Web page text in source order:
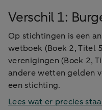
Verschil 1:
Op stichtingen is een
wetboek (Boek 2, Titel
verenigingen (Boek 2,
andere wetten gelden
een stichting.
Lees wat er precies